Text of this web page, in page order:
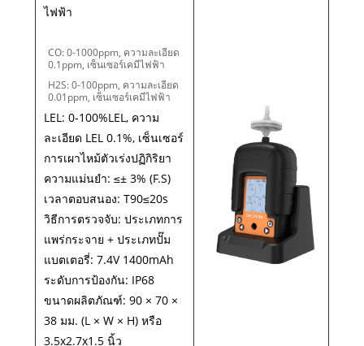
ไฟฟ้า
CO: 0-1000ppm, ความละเอียด
0.1ppm, เซ็นเซอร์เคมีไฟฟ้า
H2S: 0-100ppm, ความละเอียด
0.01ppm, เซ็นเซอร์เคมีไฟฟ้า
LEL: 0-100%LEL, ความ
ละเอียด LEL 0.1%, เซ็นเซอร์
การเผาไหม้ตัวเร่งปฏิกิริยา
ความแม่นยำ: ≤± 3% (F.S)
เวลาตอบสนอง: T90≤20s
วิธีการตรวจจับ: ประเภทการ
แพร่กระจาย + ประเภทปั๊ม
แบตเตอรี่: 7.4V 1400mAh
ระดับการป้องกัน: IP68
ขนาดผลิตภัณฑ์: 90 × 70 ×
38 มม. (L × W × H) หรือ
3.5x2.7x1.5 นิ้ว